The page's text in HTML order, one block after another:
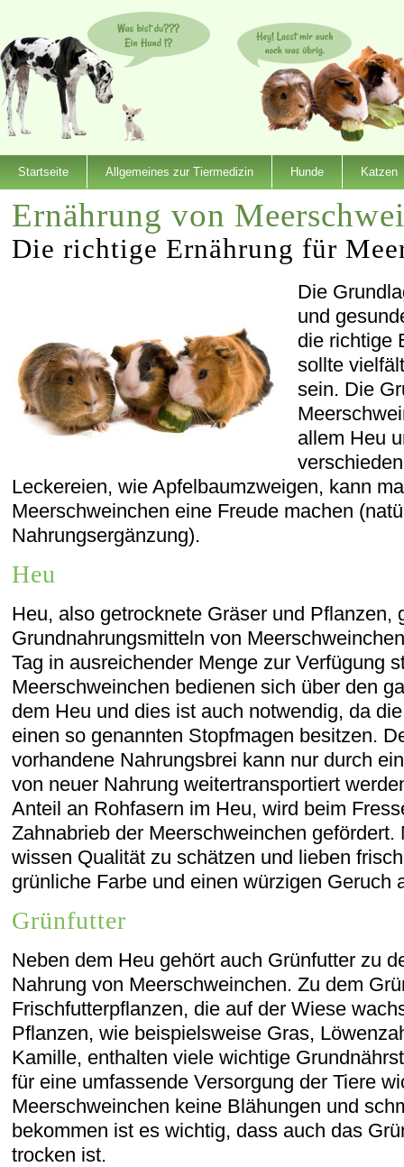
Startseite Allgemeines zur Tiermedizin Hunde Katzen
Ernährung von
Die richtige Ernährung für
Die
und
die richtige
sollte
sein. Die
allem Heu
Leckereien, wie Apfelbaumzweigen, kann
Meerschweinchen eine Freude machen
Nahrungsergänzung).
Heu
Heu, also getrocknete Gräser und Pflanzen,
Grundnahrungsmitteln von
Tag in ausreichender Menge zur Verfügung
Meerschweinchen bedienen sich über den
dem Heu und dies ist auch notwendig, da
einen so genannten Stopfmagen besitzen.
vorhandene Nahrungsbrei kann nur durch
von neuer Nahrung weitertransportiert
Anteil an Rohfasern im Heu, wird beim
Zahnabrieb der Meerschweinchen gefördert.
wissen Qualität zu schätzen und lieben
grünliche Farbe und einen würzigen Geruch
Grünfutter
Neben dem Heu gehört auch Grünfutter zu
Nahrung von Meerschweinchen. Zu dem
Frischfutterpflanzen, die auf der Wiese
Pflanzen, wie beispielsweise Gras,
Kamille, enthalten viele wichtige
für eine umfassende Versorgung der Tiere
Meerschweinchen keine Blähungen und
bekommen ist es wichtig, dass auch das
trocken ist.